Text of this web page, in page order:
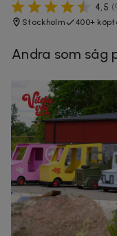
4,5 (
Stockholm 400+
Andra som såg